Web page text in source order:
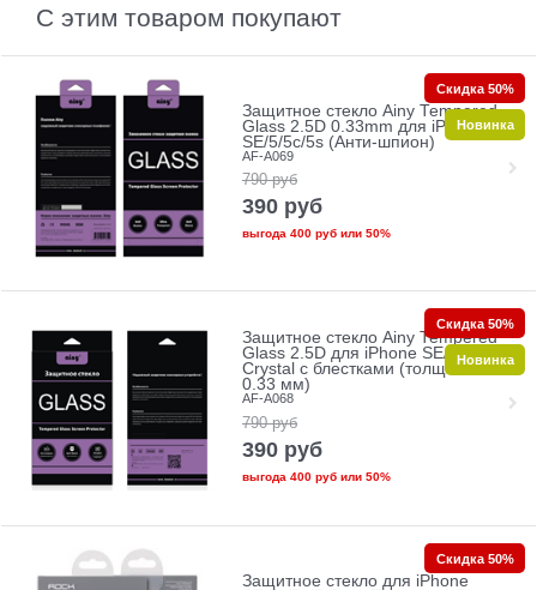
С этим товаром покупают
Защитное стекло Ainy Tempered
Glass 2.5D 0.33mm для iPhone
SE/5/5c/5s (Анти-шпион)
AF-A069
790 руб
390 руб
выгода 400 рубили 50%
Скидка 50%
Новинка
Защитное стекло Ainy Tempered
Glass 2.5D для iPhone SE/5/5c/5s
Crystal с блестками (толщина
0.33 мм)
AF-A068
790 руб
390 руб
выгода 400 рубили 50%
Скидка 50%
Новинка
Защитное стекло для iPhone
Скидка 50%